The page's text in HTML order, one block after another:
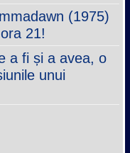
(1975)
21!
a fi și a avea, o
unui